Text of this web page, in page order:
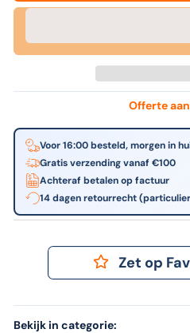
-
13x17mm
500
Offerte
Voor 16:00 besteld, morgen in
Gratis verzending vanaf €100
Achteraf betalen op factuur
14 dagen retourrecht
Zet op
Bekijk in categorie: